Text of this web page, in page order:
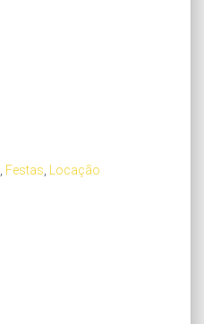
Festas Locação